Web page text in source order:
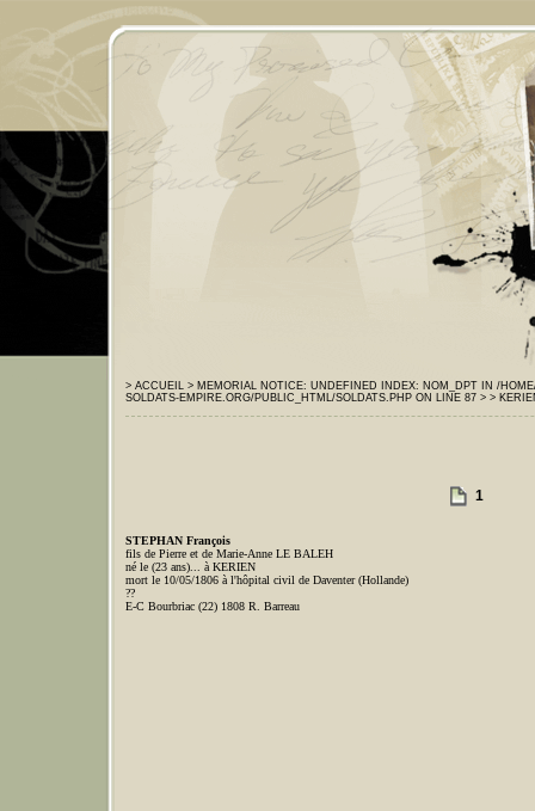
> ACCUEIL > MEMORIAL NOTICE: UNDEFINED INDEX: NOM_DPT IN /
SOLDATS-EMPIRE.ORG/PUBLIC_HTML/SOLDATS.PHP ON LINE 87 > >
1
STEPHAN François
fils de Pierre et de Marie-Anne LE BALEH
né le (23 ans)... à KERIEN
mort le 10/05/1806 à l'hôpital civil de Daventer (Hollande)
??
E-C Bourbriac (22) 1808 R. Barreau